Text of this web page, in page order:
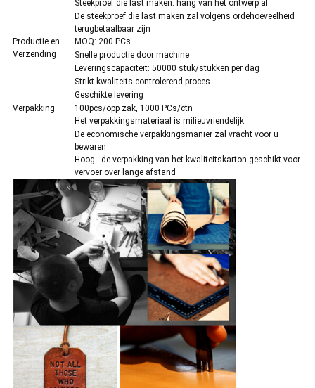
Steekproef die last maken: hang van het ontwerp af
De steekproef die last maken zal volgens ordehoeveelheid
terugbetaalbaar zijn
Productie en
Verzending
MOQ: 200 PCs
Snelle productie door machine
Leveringscapaciteit: 50000 stuk/stukken per dag
Strikt kwaliteits controlerend proces
Geschikte levering
Verpakking
100pcs/opp zak, 1000 PCs/ctn
Het verpakkingsmateriaal is milieuvriendelijk
De economische verpakkingsmanier zal vracht voor u
bewaren
Hoog - de verpakking van het kwaliteitskarton geschikt voor
vervoer over lange afstand